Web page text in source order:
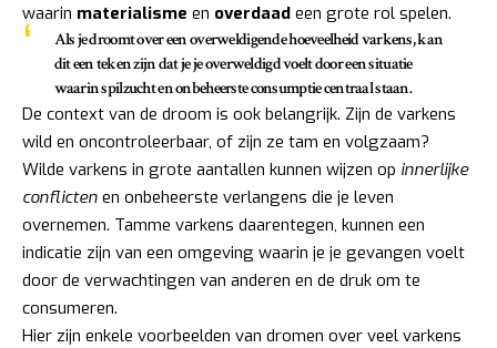
waarin materialisme en overdaad een grote rol spelen.
Als je droomt over een overweldigende hoeveelheid varkens, kan
dit een teken zijn dat je je overweldigd voelt door een situatie
waarin spilzucht en onbeheerste consumptie centraal staan.
De context van de droom is ook belangrijk. Zijn de varkens
wild en oncontroleerbaar, of zijn ze tam en volgzaam?
Wilde varkens in grote aantallen kunnen wijzen op innerlijke
conflicten en onbeheerste verlangens die je leven
overnemen. Tamme varkens daarentegen, kunnen een
indicatie zijn van een omgeving waarin je je gevangen voelt
door de verwachtingen van anderen en de druk om te
consumeren.
Hier zijn enkele voorbeelden van dromen over veel varkens